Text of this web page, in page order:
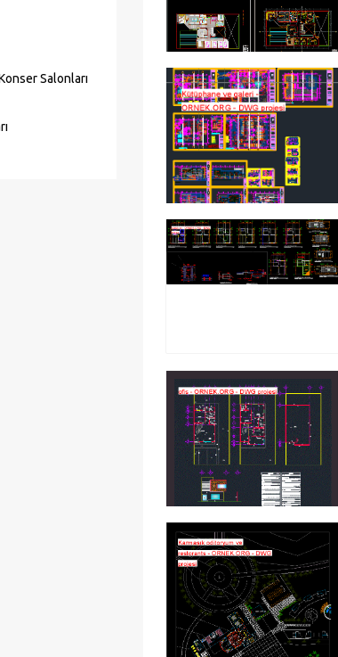
Salonları